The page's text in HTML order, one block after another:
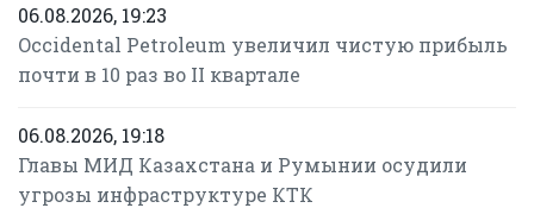
06.08.2026, 19:23
Occidental Petroleum увеличил чистую прибыль
почти в 10 раз во II квартале
06.08.2026, 19:18
Главы МИД Казахстана и Румынии осудили
угрозы инфраструктуре КТК